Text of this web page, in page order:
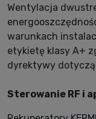
Wentylacja
warunkach
etykietę klasy A+
dyrektywy
Sterowanie RF i